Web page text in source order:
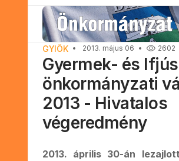
GYIÖK 2013. május 06 2602
Gyermek- és
önkormányzati
2013 - Hivatalos
végeredmény
2013. április 30-án